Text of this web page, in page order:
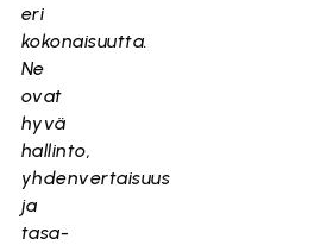
eri
kokonaisuutta.
Ne
ovat
hyvä
hallinto,
yhdenvertaisuus
ja
tasa-